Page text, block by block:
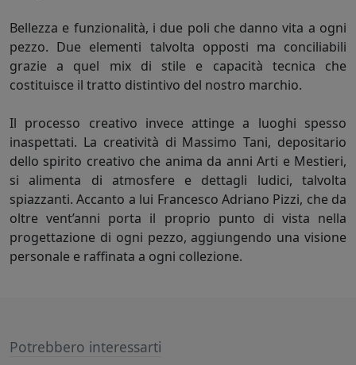
Bellezza e funzionalità, i due poli che danno vita a ogni
pezzo. Due elementi talvolta opposti ma conciliabili
grazie a quel mix di stile e capacità tecnica che
costituisce il tratto distintivo del nostro marchio.
Il processo creativo invece attinge a luoghi spesso
inaspettati. La creatività di Massimo Tani, depositario
dello spirito creativo che anima da anni Arti e Mestieri,
si alimenta di atmosfere e dettagli ludici, talvolta
spiazzanti. Accanto a lui Francesco Adriano Pizzi, che da
oltre vent’anni porta il proprio punto di vista nella
progettazione di ogni pezzo, aggiungendo una visione
personale e raffinata a ogni collezione.
Potrebbero interessarti